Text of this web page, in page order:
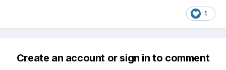
1
Create an account or sign in to comment